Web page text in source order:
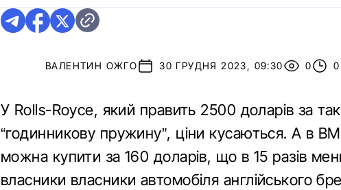
ВАЛЕНТИН ОЖГО 30 ГРУДНЯ 2023, 09:30 0
У Rolls-Royce, який править 2500 доларів за
“годинникову пружину”, ціни кусаються. А в
можна купити за 160 доларів, що в 15 разів
власники власники автомобіля англійського